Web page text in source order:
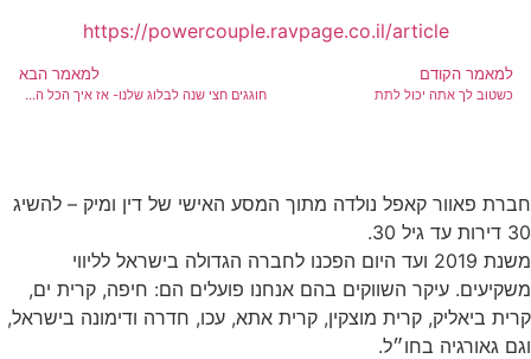
https://powercouple.ravpage.co.il/article
למאמר הקודם
כשטוב לך אתה יכול לתת
למאמר הבא
חוגגים חצי שנה לבלוג שלנו- אז איך הכל התחיל?
פאוור קאפל נולדה מתוך המסע האישי של דין ומיק – להשיג
גיל 30.
משנת 2019 ועד היום הפכנו לחברה הגדולה בישראל לליווי
עיקר השווקים בהם אנחנו פועלים הם: חיפה, קרית ים,
ביאליק, קרית מוצקין, קרית אתא, עכו, חדרה ודימונה בישראל,
גאורגיה בחו״ל.